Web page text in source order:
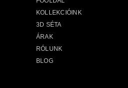
KOLLEKCIÓINK
3D SÉTA
ÁRAK
RÓLUNK
BLOG